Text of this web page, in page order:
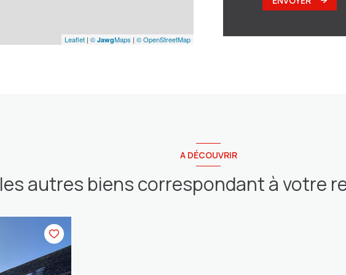
Leaflet | © JawgMaps | © OpenStreetMap
A DÉCOUVRIR
les autres biens correspondant à votre